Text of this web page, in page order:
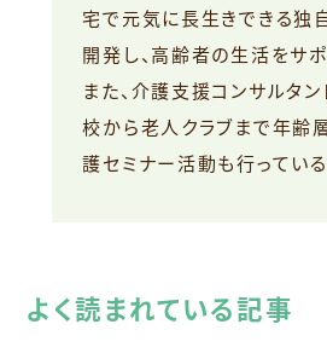
宅で元気に長生きできる独
開発し、高齢者の生活をサポ
また、介護支援コンサルタン
校から老人クラブまで年齢
護セミナー活動も行っている
よく読まれている記事